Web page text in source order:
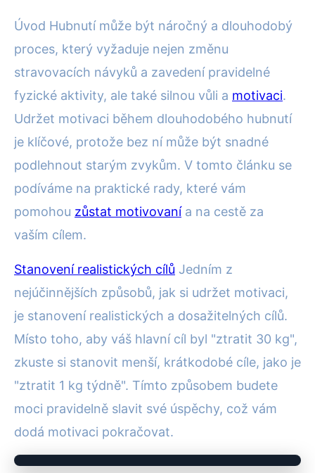
Úvod Hubnutí může být náročný a dlouhodobý
proces, který vyžaduje nejen změnu
stravovacích návyků a zavedení pravidelné
fyzické aktivity, ale také silnou vůli a motivaci.
Udržet motivaci během dlouhodobého hubnutí
je klíčové, protože bez ní může být snadné
podlehnout starým zvykům. V tomto článku se
podíváme na praktické rady, které vám
pomohou zůstat motivovanía na cestě za
vaším cílem.
Stanovení realistických cílů Jedním z
nejúčinnějších způsobů, jak si udržet motivaci,
je stanovení realistických a dosažitelných cílů.
Místo toho, aby váš hlavní cíl byl "ztratit 30 kg",
zkuste si stanovit menší, krátkodobé cíle, jako je
"ztratit 1 kg týdně". Tímto způsobem budete
moci pravidelně slavit své úspěchy, což vám
dodá motivaci pokračovat.